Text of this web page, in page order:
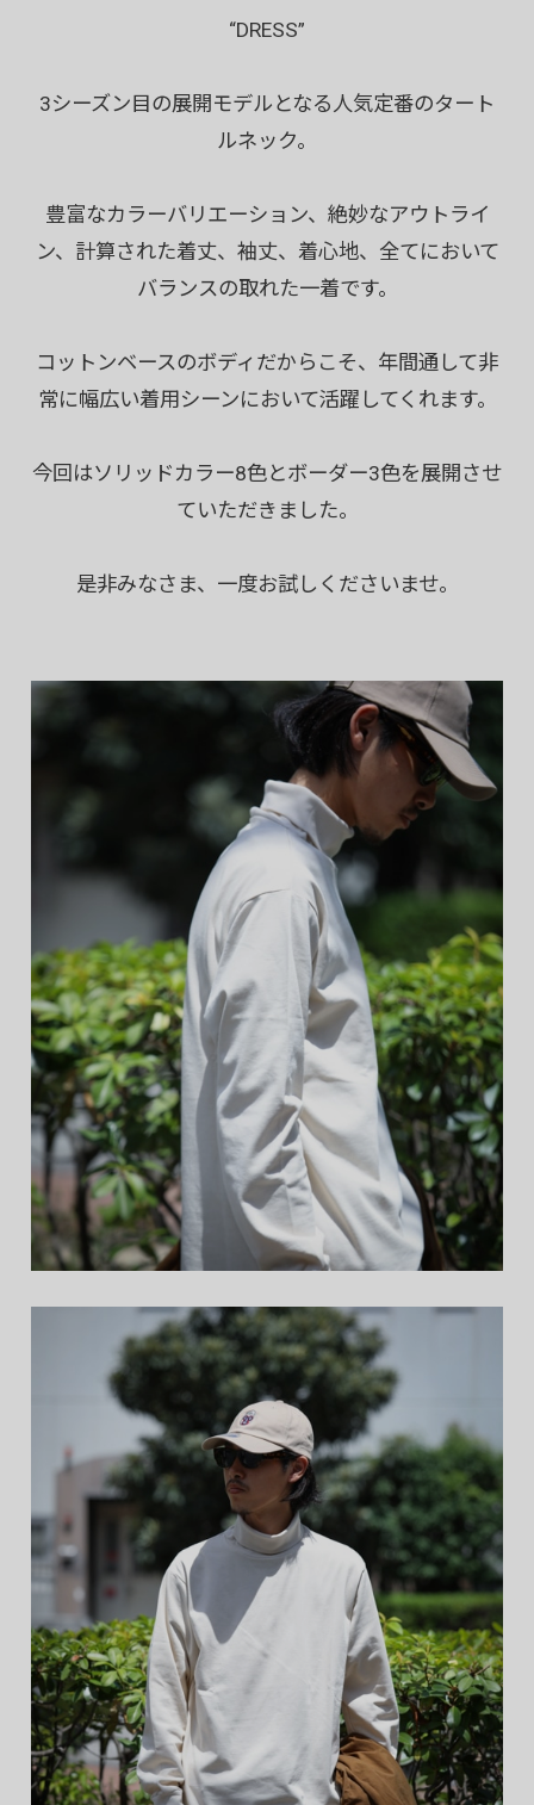
“DRESS”
3シーズン目の展開モデルとなる人気定番のタート
ルネック。
豊富なカラーバリエーション、絶妙なアウトライ
ン、計算された着丈、袖丈、着心地、全てにおいて
バランスの取れた一着です。
コットンベースのボディだからこそ、年間通して非
常に幅広い着用シーンにおいて活躍してくれます。
今回はソリッドカラー8色とボーダー3色を展開させ
ていただきました。
是非みなさま、一度お試しくださいませ。